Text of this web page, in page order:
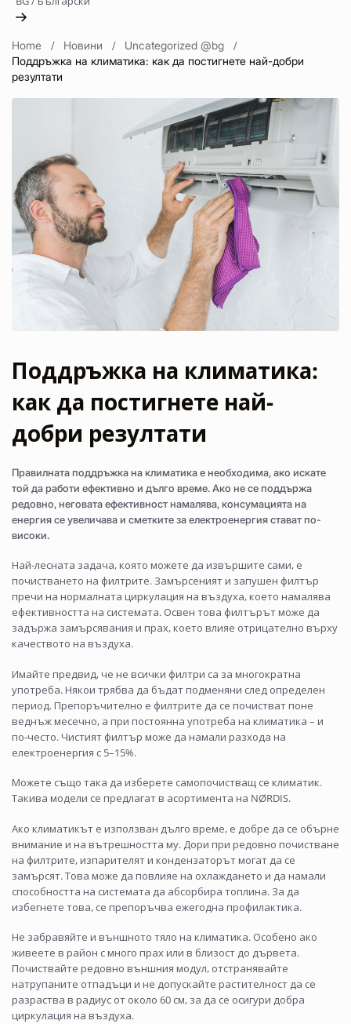
Home Новини
Uncategorized @bg
Поддръжка на климатика: как да постигнете най-добри
резултати
Поддръжка на климатика:
как да постигнете най-
добри резултати
Правилната поддръжка на климатика е необходима, ако искате
той да работи ефективно и дълго време. Ако не се поддържа
редовно, неговата ефективност намалява, консумацията на
енергия се увеличава и сметките за електроенергия стават по-
високи.
Най-лесната задача, която можете да извършите сами, е
почистването на филтрите. Замърсеният и запушен филтър
пречи на нормалната циркулация на въздуха, което намалява
ефективността на системата. Освен това филтърът може да
задържа замърсявания и прах, което влияе отрицателно върху
качеството на въздуха.
Имайте предвид, че не всички филтри са за многократна
употреба. Някои трябва да бъдат подменяни след определен
период. Препоръчително е филтрите да се почистват поне
веднъж месечно, а при постоянна употреба на климатика – и
по-често. Чистият филтър може да намали разхода на
електроенергия с 5–15%.
Можете също така да изберете самопочистващ се климатик.
Такива модели се предлагат в асортимента на NØRDIS.
Ако климатикът е използван дълго време, е добре да се обърне
внимание и на вътрешността му. Дори при редовно почистване
на филтрите, изпарителят и кондензаторът могат да се
замърсят. Това може да повлияе на охлаждането и да намали
способността на системата да абсорбира топлина. За да
избегнете това, се препоръчва ежегодна профилактика.
Не забравяйте и външното тяло на климатика. Особено ако
живеете в район с много прах или в близост до дървета.
Почиствайте редовно външния модул, отстранявайте
натрупаните отпадъци и не допускайте растителност да се
разраства в радиус от около 60 см, за да се осигури добра
циркулация на въздуха.